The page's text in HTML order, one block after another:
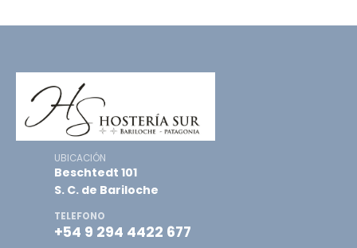
UBICACIÓN
Beschtedt 101
S. C. de Bariloche
TELEFONO
+54 9 294 4422 677